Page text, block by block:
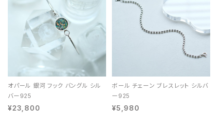
オパール 銀河 フック バングル シル
バー925
¥23,800
ボール チェーン ブレスレット シルバ
ー925
¥5,980